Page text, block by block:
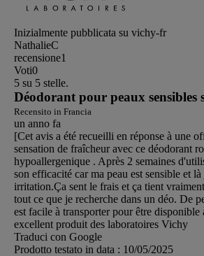
Inizialmente pubblicata su vichy-fr
NathalieC
recensione1
Voti0
5 su 5 stelle.
Déodorant pour peaux sensibles
Recensito in Francia
un anno fa
[Cet avis a été recueilli en réponse à une
sensation de fraîcheur avec ce déodorant
hypoallergenique . Après 2 semaines
son efficacité car ma peau est sensible et
irritation.Ça sent le frais et ça tient
tout ce que je recherche dans un déo. De
est facile à transporter pour être
excellent produit des laboratoires Vichy
Traduci con Google
Prodotto testato in data : 10/05/2025